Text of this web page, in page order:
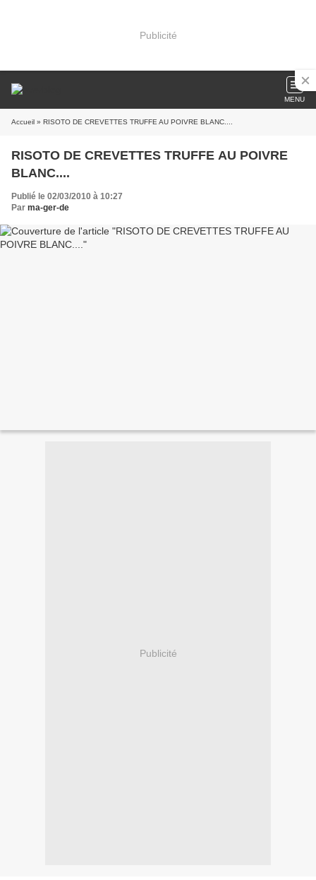
Publicité
MENU
Accueil » RISOTO DE CREVETTES TRUFFE AU POIVRE BLANC....
RISOTO DE CREVETTES TRUFFE AU POIVRE
BLANC....
Publié le 02/03/2010 à 10:27
Par ma-ger-de
Publicité